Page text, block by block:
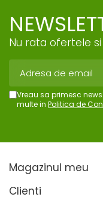
Nu rata ofertele
Vreau sa primesc
multe in Politica de
Magazinul meu
Clienti